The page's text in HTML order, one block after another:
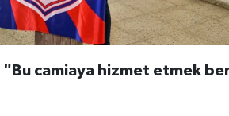
"Bu camiaya hizmet etmek